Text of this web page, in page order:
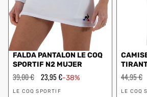
FALDA PANTALON LE COQ
SPORTIF N2 MUJER
Precio
habitual
39,00 € Precio
oferta
23,95 €-38%
Proveedor:
LE COQ SPORTIF
Precio
habitual
44,95 €
LE COQ